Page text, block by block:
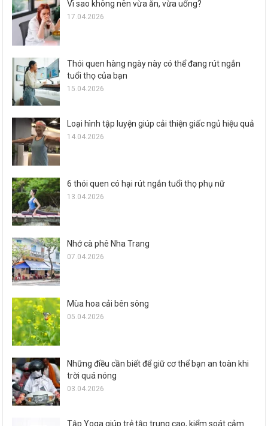
Vì sao không nên vừa ăn, vừa uống?
17.04.2026
Thói quen hàng ngày này có thể đang rút ngắn
tuổi thọ của bạn
15.04.2026
Loại hình tập luyện giúp cải thiện giấc ngủ hiệu quả
14.04.2026
6 thói quen có hại rút ngắn tuổi thọ phụ nữ
13.04.2026
Nhớ cà phê Nha Trang
07.04.2026
Mùa hoa cải bên sông
05.04.2026
Những điều cần biết để giữ cơ thể bạn an toàn khi
trời quá nóng
03.04.2026
Tập Yoga giúp trẻ tập trung cao, kiểm soát cảm